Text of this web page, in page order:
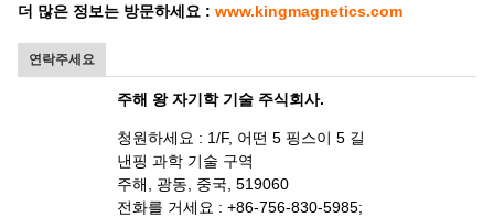
더 많은 정보는 방문하세요 : www.kingmagnetics.com
연락주세요
주해 왕 자기학 기술 주식회사.
청원하세요 : 1/F, 어떤 5 핑스이 5 길
낸핑 과학 기술 구역
주해, 광동, 중국, 519060
전화를 거세요 : +86-756-830-5985;